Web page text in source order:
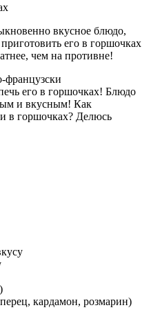
вкусное блюдо,
его в горшочках
чем на противне!
французски
его в горшочках! Блюдо
и вкусным! Как
в горшочках? Делюсь
кардамон, розмарин)